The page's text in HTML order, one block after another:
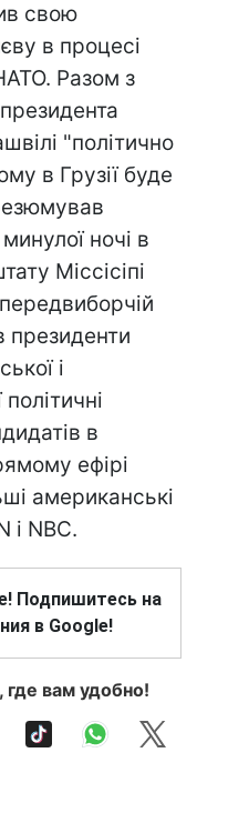
свою
в процесі
Разом з
"політично
в Грузії буде
ночі в
Міссісіпі
президенти
і
в
ефірі
американські
і NBC.
Подпишитесь на
в Google!
где вам удобно!